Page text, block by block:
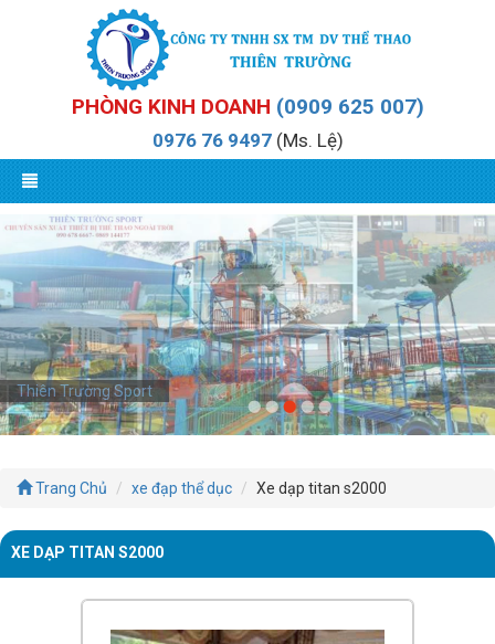
PHÒNG KINH DOANH (0909 625 007)
0976 76 9497(Ms. Lệ)
Thiên Trường Sport
Thiên Trường Sport
Trang Chủ xe đạp thể dục Xe dạp titan s2000
XE DẠP TITAN S2000